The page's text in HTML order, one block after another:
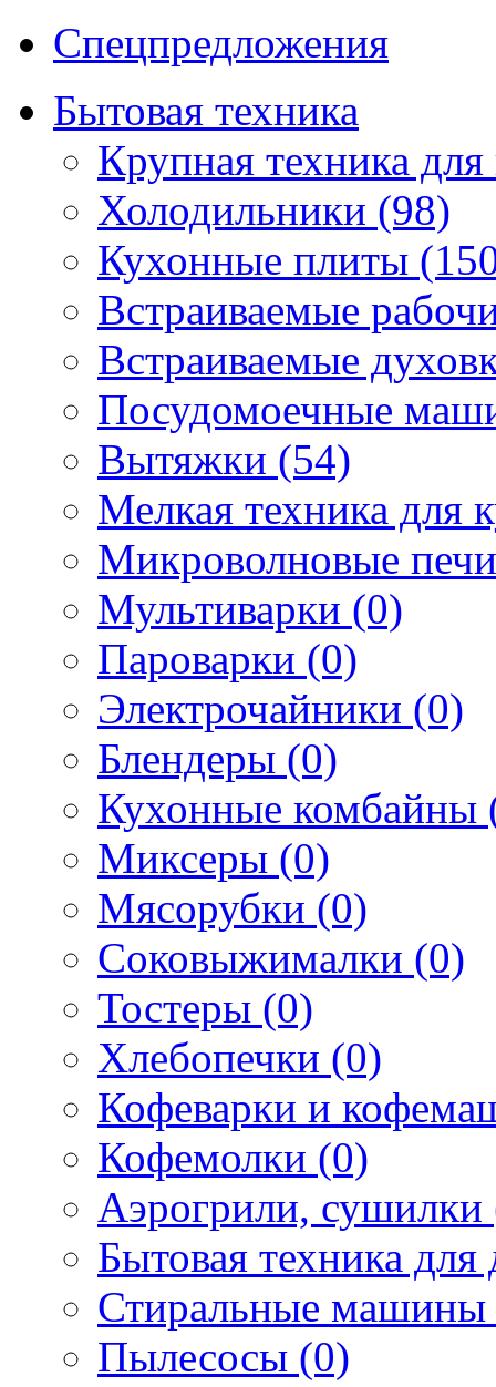
Спецпредложения
Бытовая техника
Крупная техника
Холодильники (98)
Кухонные плиты
Встраиваемые
Встраиваемые
Посудомоечные
Вытяжки (54)
Мелкая техника для
Микроволновые
Мультиварки (0)
Пароварки (0)
Электрочайники (0)
Блендеры (0)
Кухонные комбайны
Миксеры (0)
Мясорубки (0)
Соковыжималки (0)
Тостеры (0)
Хлебопечки (0)
Кофеварки и
Кофемолки (0)
Аэрогрили, сушилки
Бытовая техника
Стиральные машины
Пылесосы (0)